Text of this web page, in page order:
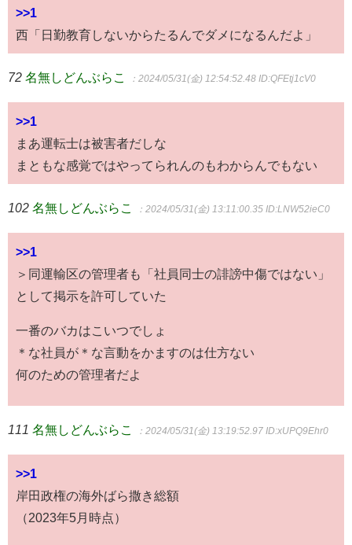
>>1
西「日勤教育しないからたるんでダメになるんだよ」
72 名無しどんぶらこ ：2024/05/31(金) 12:54:52.48 ID:QFEtj1cV0
>>1
まあ運転士は被害者だしな
まともな感覚ではやってられんのもわからんでもない
102 名無しどんぶらこ ：2024/05/31(金) 13:11:00.35 ID:LNW52ieC0
>>1
＞同運輸区の管理者も「社員同士の誹謗中傷ではない」
として掲示を許可していた
一番のバカはこいつでしょ
＊な社員が＊な言動をかますのは仕方ない
何のための管理者だよ
111 名無しどんぶらこ ：2024/05/31(金) 13:19:52.97 ID:xUPQ9Ehr0
>>1
岸田政権の海外ばら撒き総額
（2023年5月時点）